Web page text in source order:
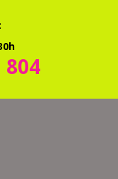
804